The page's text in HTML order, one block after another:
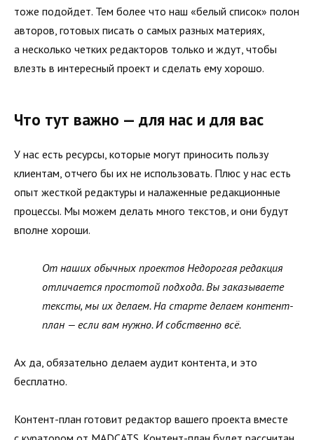
тоже подойдет. Тем более что наш «белый список» полон
авторов, готовых писать о самых разных материях,
а несколько четких редакторов только и ждут, чтобы
влезть в интересный проект и сделать ему хорошо.
Что тут важно — для нас и для вас
У нас есть ресурсы, которые могут приносить пользу
клиентам, отчего бы их не использовать. Плюс у нас есть
опыт жесткой редактуры и налаженные редакционные
процессы. Мы можем делать много текстов, и они будут
вполне хороши.
От наших обычных проектов Недорогая редакция
отличается простотой подхода. Вы заказываете
тексты, мы их делаем. На старте делаем контент-
план — если вам нужно. И собственно всё.
Ах да, обязательно делаем аудит контента, и это
бесплатно.
Контент-план готовит редактор вашего проекта вместе